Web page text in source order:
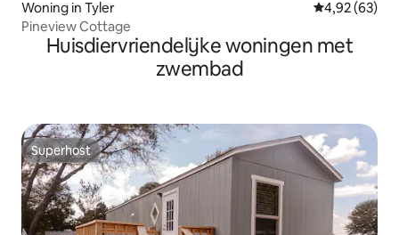
Woning in Tyler Gemiddelde
4,92 (63)
Pineview Cottage
Huisdiervriendelijke woningen met
zwembad
Superhost
Superhost